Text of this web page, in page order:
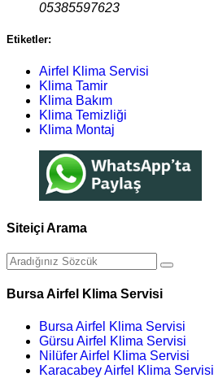
05385597623
Etiketler:
Airfel Klima Servisi
Klima Tamir
Klima Bakım
Klima Temizliği
Klima Montaj
Siteiçi Arama
Bursa Airfel Klima Servisi
Bursa Airfel Klima Servisi
Gürsu Airfel Klima Servisi
Nilüfer Airfel Klima Servisi
Karacabey Airfel Klima Servisi